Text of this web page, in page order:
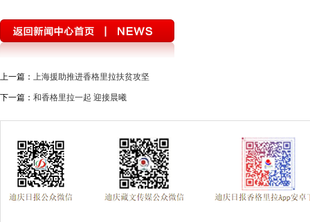
上一篇： 上海援助推进香格里拉扶贫攻坚
下一篇： 和香格里拉一起 迎接晨曦